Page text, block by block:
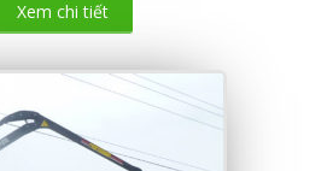
Xem chi tiết